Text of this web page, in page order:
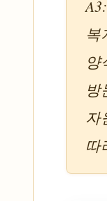
복
양
방
자
따